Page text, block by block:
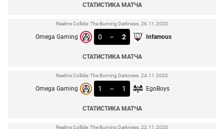
СТАТИСТИКА МАТЧА
Realms Collide: The Burning Darkness. 26.11.2020
Omega Gaming 0 – 2 Infamous
СТАТИСТИКА МАТЧА
Realms Collide: The Burning Darkness. 24.11.2020
Omega Gaming 1 – 1 EgoBoys
СТАТИСТИКА МАТЧА
Realms Collide: The Burning Darkness. 22.11.2020